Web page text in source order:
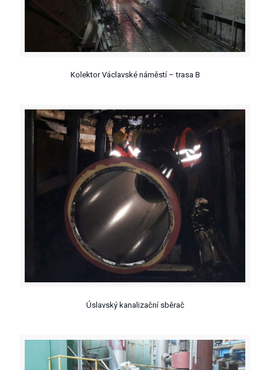
Kolektor Václavské náměstí – trasa B
Úslavský kanalizační sběrač